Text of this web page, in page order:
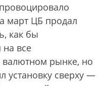
март ЦБ продал
как бы
на все
валютном рынке, но
установку сверху —